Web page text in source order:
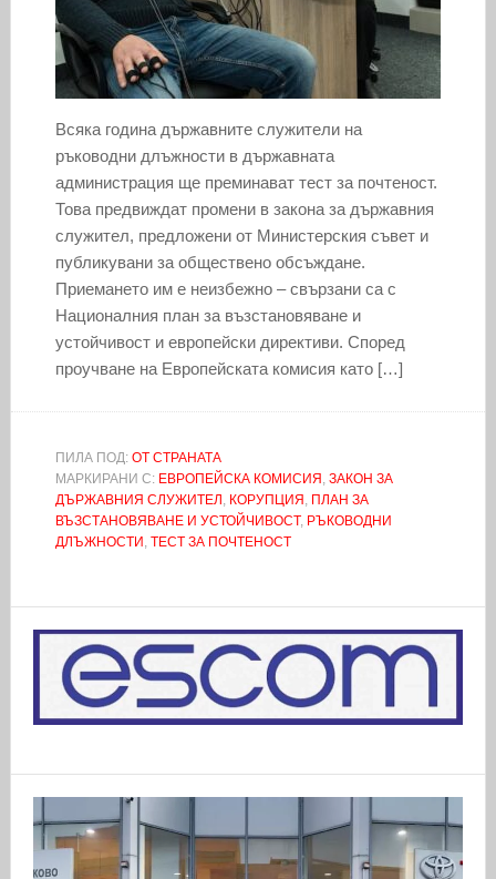
Всяка година държавните служители на
ръководни длъжности в държавната
администрация ще преминават тест за почтеност.
Това предвиждат промени в закона за държавния
служител, предложени от Министерския съвет и
публикувани за обществено обсъждане.
Приемането им е неизбежно – свързани са с
Националния план за възстановяване и
устойчивост и европейски директиви. Според
проучване на Европейската комисия като […]
ПИЛА ПОД: ОТ СТРАНАТА
МАРКИРАНИ С: ЕВРОПЕЙСКА КОМИСИЯ , ЗАКОН ЗА
ДЪРЖАВНИЯ СЛУЖИТЕЛ , КОРУПЦИЯ , ПЛАН ЗА
ВЪЗСТАНОВЯВАНЕ И УСТОЙЧИВОСТ, РЪКОВОДНИ
ДЛЪЖНОСТИ , ТЕСТ ЗА ПОЧТЕНОСТ